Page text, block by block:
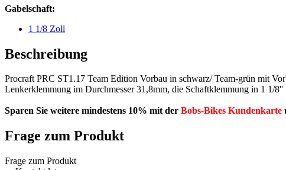
Gabelschaft:
1 1/8 Zoll
Beschreibung
Procraft PRC ST1.17 Team Edition Vorbau in schwarz/ Team-grün mit
Lenkerklemmung im Durchmesser 31,8mm, die Schaftklemmung in 1 1/
Sparen Sie weitere mindestens 10% mit der Bobs-Bikes Kundenkarte
Frage zum Produkt
Frage zum Produkt